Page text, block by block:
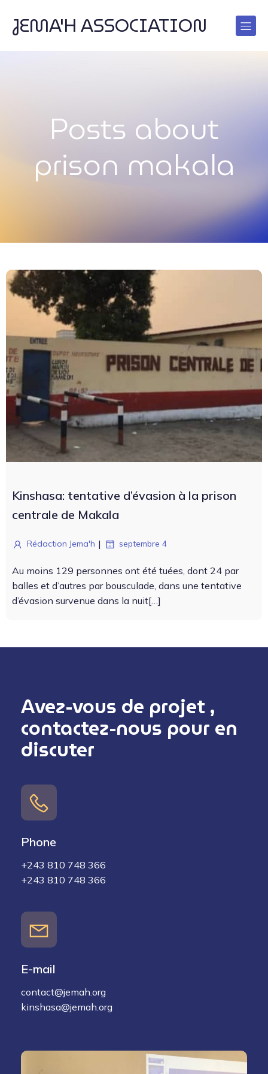
JEMA'H ASSOCIATION
Posts about
prison makala
Kinshasa: tentative d’évasion à la prison
centrale de Makala
Rédaction Jema'h | septembre 4
Au moins 129 per­son­nes ont été tuées, dont 24 par
balles et d’autres par bous­cu­lade, dans une ten­ta­tive
d’é­va­sion sur­v­enue dans la nuit[…]
Avez-vous de projet ,
contactez-nous pour en
discuter
Phone
+243 810 748 366
+243 810 748 366
E-mail
contact@jemah.org
kinshasa@jemah.org